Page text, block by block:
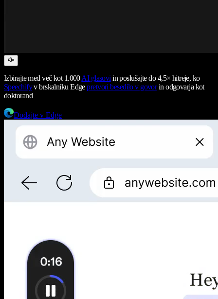
Izbirajte med več kot 1.000AI glasovi in poslušajte do 4,5× hitreje, ko
Speechifyv brskalniku Edgepretvori besedilo v govorin odgovarja kot
doktorand
Dodajte v Edge